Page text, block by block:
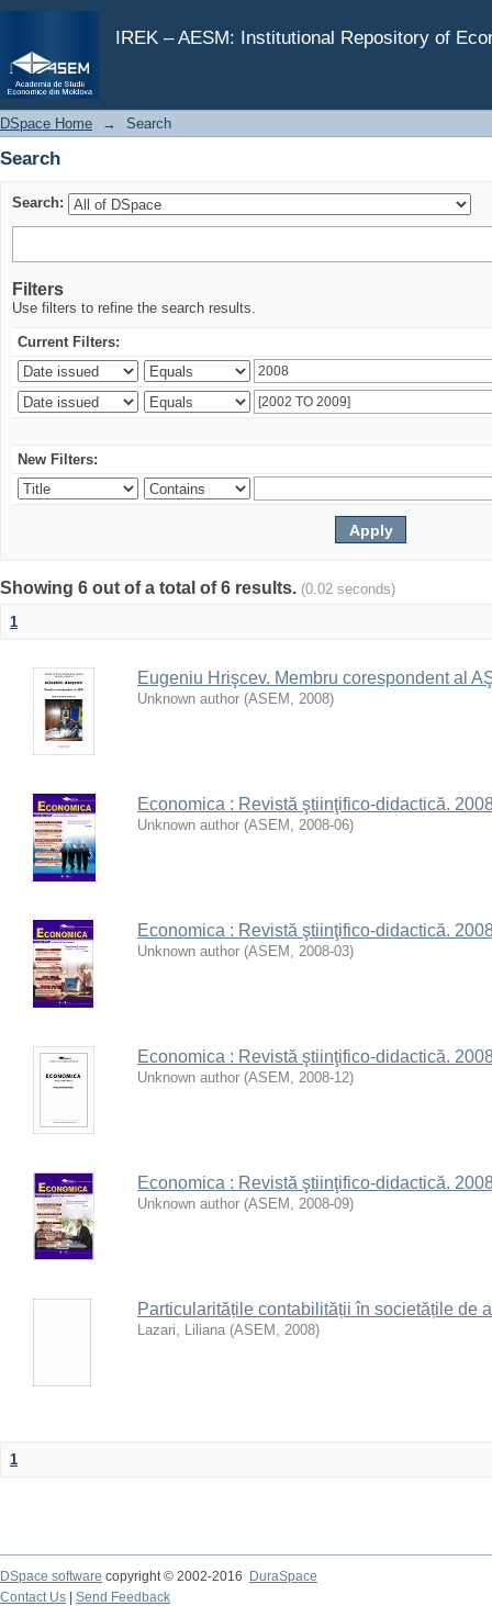
IREK – AESM: Institutional Repository of
Search
DSpace Home → Search
Search
Search:
Filters
Use filters to refine the search results.
Current Filters:
New Filters:
Showing 6 out of a total of 6 results. (0.02 seconds)
1
Eugeniu Hrişcev. Membru corespondent al
Unknown author (ASEM , 2008)
Economica : Revistă ştiinţifico-didactică.
Unknown author (ASEM , 2008-06)
Economica : Revistă ştiinţifico-didactică.
Unknown author (ASEM , 2008-03)
Economica : Revistă ştiinţifico-didactică.
Unknown author (ASEM , 2008-12)
Economica : Revistă ştiinţifico-didactică.
Unknown author (ASEM , 2008-09)
Particularitățile contabilității în societățile de
Lazari, Liliana (ASEM , 2008)
1
DSpace software copyright © 2002-2016
DuraSpace
Contact Us
Send Feedback